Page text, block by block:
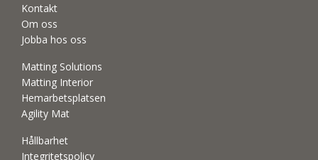
Kontakt
Om oss
Jobba hos oss
Matting Solutions
Matting Interior
Hemarbetsplatsen
Agility Mat
Hållbarhet
Integritetspolicy